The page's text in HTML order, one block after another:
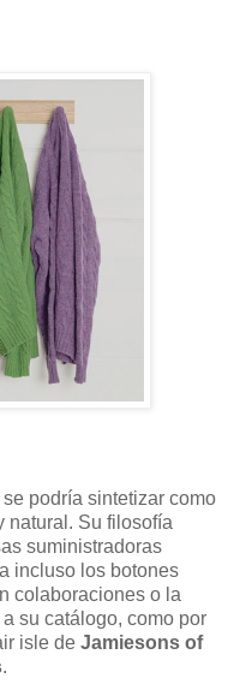
se podría sintetizar como
natural. Su filosofía
suministradoras
incluso los botones
colaboraciones o la
su catálogo, como por
isle de Jamiesons of
.